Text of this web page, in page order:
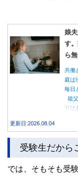
娘
す
ら
共働
庭は
毎日
祖
りは
更新日:2026.08.04
受験生だから
では、そもそも受